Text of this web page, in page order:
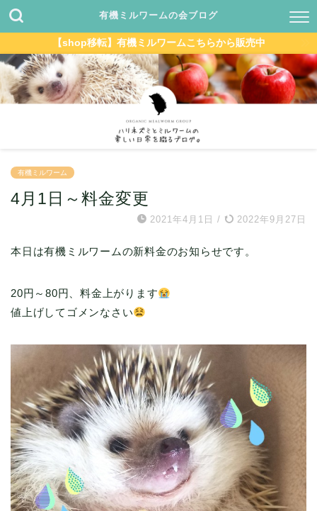
有機ミルワームの会ブログ
【shop移転】有機ミルワームこちらから販売中
有機ミルワーム
4月1日～料金変更
2021年4月1日 / 2022年9月27日
本日は有機ミルワームの新料金のお知らせです。
20円～80円、料金上がります
値上げしてゴメンなさい